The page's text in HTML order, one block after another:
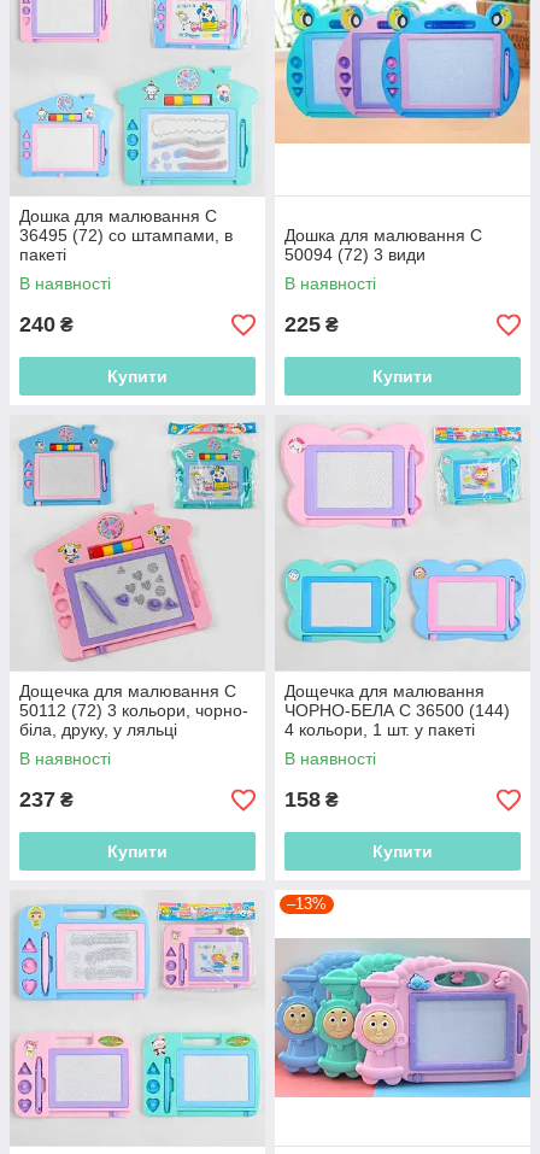
Дошка для малювання С
36495 (72) со штампами, в
пакеті
В наявності
240 ₴
Купити
Дошка для малювання С
50094 (72) 3 види
В наявності
225 ₴
Купити
Дощечка для малювання C
50112 (72) 3 кольори, чорно-
біла, друку, у ляльці
В наявності
237 ₴
Купити
Дощечка для малювання
ЧОРНО-БЕЛА С 36500 (144)
4 кольори, 1 шт. у пакеті
В наявності
158 ₴
Купити
–13%